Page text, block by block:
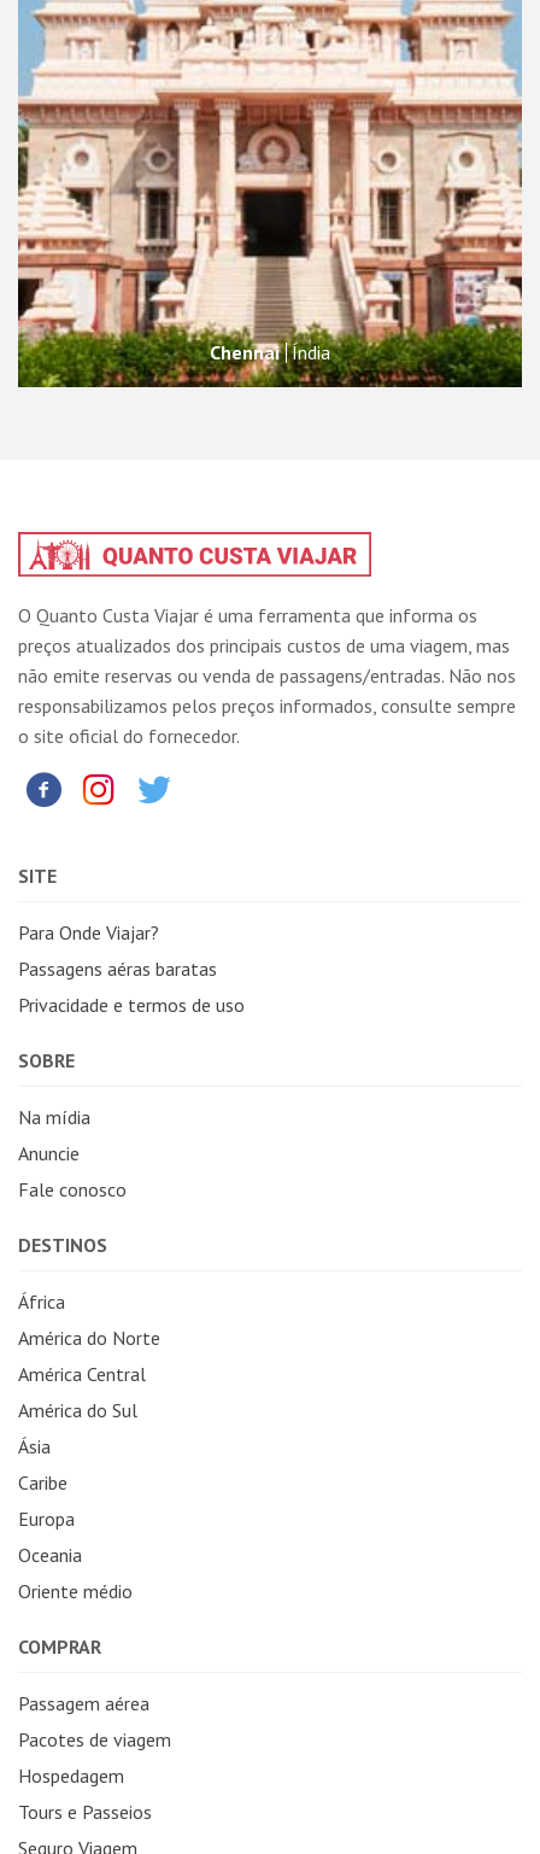
Chennai Índia
O Quanto Custa Viajar é uma ferramenta que informa os
preços atualizados dos principais custos de uma viagem, mas
não emite reservas ou venda de passagens/entradas. Não nos
responsabilizamos pelos preços informados, consulte sempre
o site oficial do fornecedor.
SITE
Para Onde Viajar?
Passagens aéras baratas
Privacidade e termos de uso
SOBRE
Na mídia
Anuncie
Fale conosco
DESTINOS
África
América do Norte
América Central
América do Sul
Ásia
Caribe
Europa
Oceania
Oriente médio
COMPRAR
Passagem aérea
Pacotes de viagem
Hospedagem
Tours e Passeios
Seguro Viagem